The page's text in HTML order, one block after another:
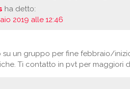
ha detto:
2019 alle 12:46
un gruppo per fine febbraio/
Ti contatto in pvt per maggiori